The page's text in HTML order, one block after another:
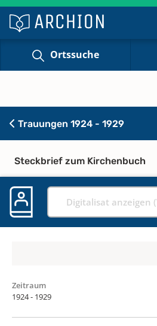
Ortssuche
Trauungen 1924 - 1929
Steckbrief zum Kirchenbuch
Digitalisat anzeigen
Zeitraum
1924 - 1929